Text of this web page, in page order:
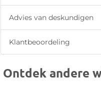
Advies van deskundigen
Klantbeoordeling
Ontdek andere